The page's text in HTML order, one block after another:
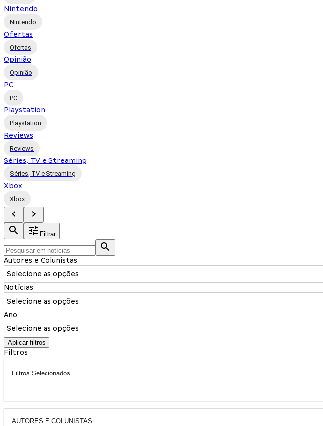
Nintendo
Nintendo
Ofertas
Ofertas
Opinião
Opinião
PC
PC
Playstation
Playstation
Reviews
Reviews
Séries, TV e Streaming
Séries, TV e Streaming
Xbox
Xbox
Filtrar
Autores e Colunistas
Selecione as opções
Notícias
Selecione as opções
Ano
Selecione as opções
Aplicar filtros
Filtros
Filtros Selecionados
AUTORES E COLUNISTAS